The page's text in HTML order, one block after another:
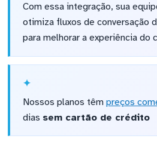
Com essa integração, sua
otimiza fluxos de conversação
para melhorar a experiência do
Nossos planos têm preços
dias sem cartão de crédito